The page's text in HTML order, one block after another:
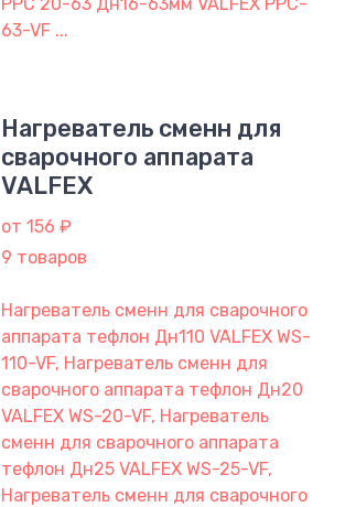
63-VF ...
Нагреватель сменн для
сварочного аппарата
VALFEX
от 156 ₽
9 товаров
Нагреватель сменн для сварочного
аппарата тефлон Дн110 VALFEX WS-
110-VF, Нагреватель сменн для
сварочного аппарата тефлон Дн20
VALFEX WS-20-VF, Нагреватель
сменн для сварочного аппарата
тефлон Дн25 VALFEX WS-25-VF,
Нагреватель сменн для сварочного